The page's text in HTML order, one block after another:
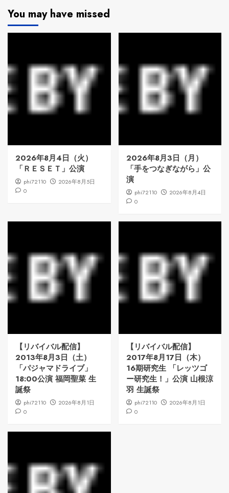
You may have missed
2026年8月4日（火）
「ＲＥＳＥＴ」公演
phi72110
2026年8月5日
0
2026年8月3日（月）
「手をつなぎながら」公
演
phi72110
2026年8月4日
0
【リバイバル配信】
2013年8月3日（土）
「パジャマドライブ」
18:00公演 福岡聖菜 生
誕祭
phi72110
2026年8月1日
0
【リバイバル配信】
2017年8月17日（木）
16期研究生 「レッツゴ
ー研究生！」公演 山根涼
羽 生誕祭
phi72110
2026年8月1日
0